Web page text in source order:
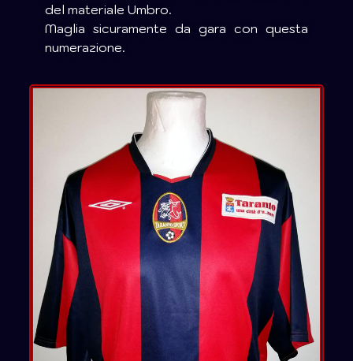
del materiale Umbro.
Maglia sicuramente da gara con questa
numerazione.